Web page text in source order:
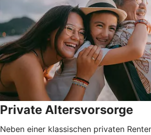
Private Altersvorsorge
Neben einer klassischen privaten